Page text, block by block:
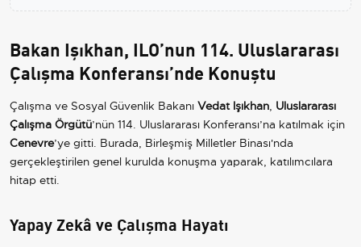
Bakan Işıkhan, ILO’nun 114. Uluslararası
Çalışma Konferansı’nde Konuştu
Çalışma ve Sosyal Güvenlik Bakanı Vedat Işıkhan, Uluslararası
Çalışma Örgütü’nün 114. Uluslararası Konferansı’na katılmak için
Cenevre’ye gitti. Burada, Birleşmiş Milletler Binası'nda
gerçekleştirilen genel kurulda konuşma yaparak, katılımcılara
hitap etti.
Yapay Zekâ ve Çalışma Hayatı